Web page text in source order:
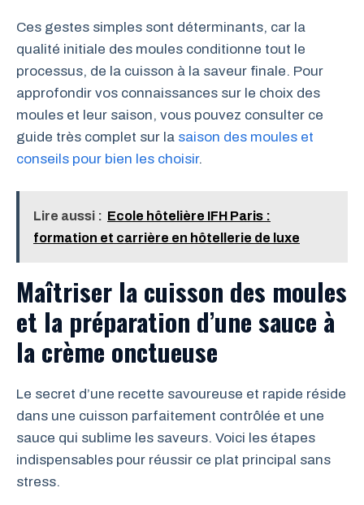
Ces gestes simples sont déterminants, car la
qualité initiale des moules conditionne tout le
processus, de la cuisson à la saveur finale. Pour
approfondir vos connaissances sur le choix des
moules et leur saison, vous pouvez consulter ce
guide très complet sur la saison des moules et
conseils pour bien les choisir.
Lire aussi : Ecole hôtelière IFH Paris :
formation et carrière en hôtellerie de luxe
Maîtriser la cuisson des moules
et la préparation d’une sauce à
la crème onctueuse
Le secret d’une recette savoureuse et rapide réside
dans une cuisson parfaitement contrôlée et une
sauce qui sublime les saveurs. Voici les étapes
indispensables pour réussir ce plat principal sans
stress.